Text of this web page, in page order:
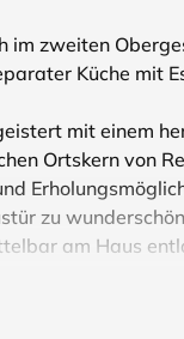
im zweiten
Küche mit
mit einem
Ortskern von
zu
am Haus